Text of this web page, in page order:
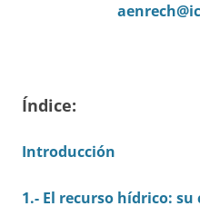
Índice:
Introducción
1.- El recurso hídrico: